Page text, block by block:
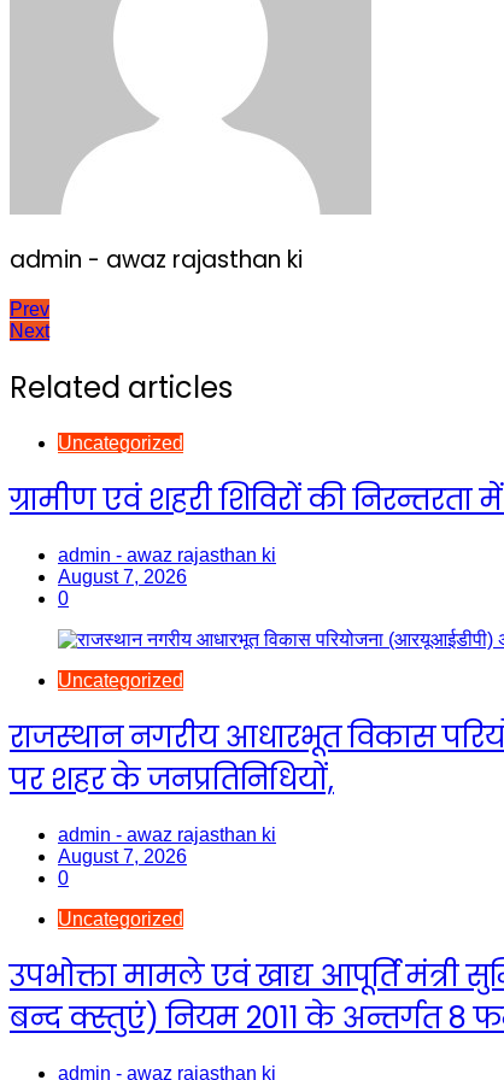
admin - awaz rajasthan ki
Post
Prev
Next
Related articles
Uncategorized
ग्रामीण एवं शहरी शिविरों की
admin - awaz rajasthan ki
August 7, 2026
0
Uncategorized
राजस्थान नगरीय आधारभूत विकास
पर शहर के जनप्रतिनिधियों,
admin - awaz rajasthan ki
August 7, 2026
0
Uncategorized
उपभोक्ता मामले एवं खाद्य आपूर्ति मंत्री
बन्द क्स्तुएं) नियम 2011 के अन्तर्गत 8
admin - awaz rajasthan ki